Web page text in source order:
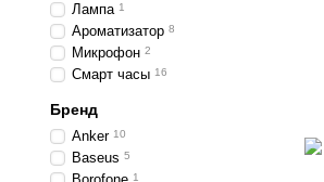
Лампа 1
Ароматизатор 8
Микрофон 2
Смарт часы 16
Бренд
Anker 10
Baseus 5
1